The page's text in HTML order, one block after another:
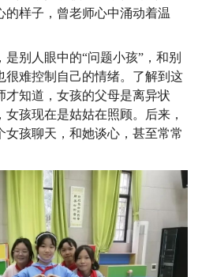
的样子，曾老师心中涌动着温
别人眼中的“问题小孩”，和别
很难控制自己的情绪。了解到这
才知道，女孩的父母是离异状
孩现在是姑姑在照顾。后来，
女孩聊天，和她谈心，甚至常常